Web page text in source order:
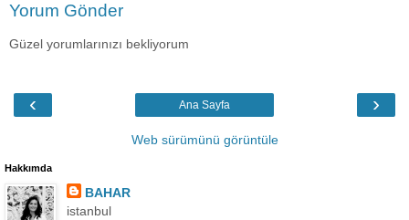
Yorum Gönder
Güzel yorumlarınızı bekliyorum
‹ ›
Ana Sayfa
Web sürümünü görüntüle
Hakkımda
BAHAR
istanbul